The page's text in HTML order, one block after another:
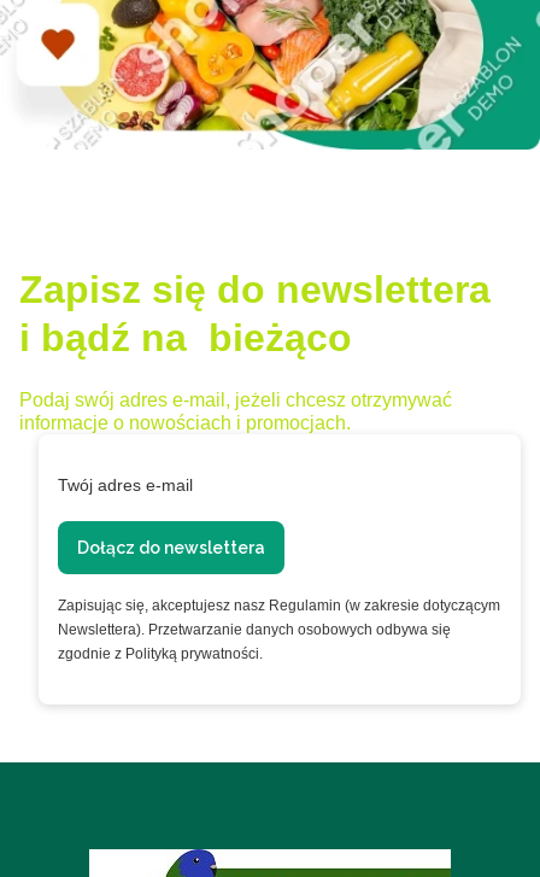
Zapisz się do newslettera
i bądź na bieżąco
Podaj swój adres e-mail, jeżeli chcesz otrzymywać
informacje o nowościach i promocjach.
Twój adres e-mail
Dołącz do newslettera
Zapisując się, akceptujesz nasz Regulamin (w zakresie dotyczącym
Newslettera). Przetwarzanie danych osobowych odbywa się
zgodnie z Polityką prywatności.